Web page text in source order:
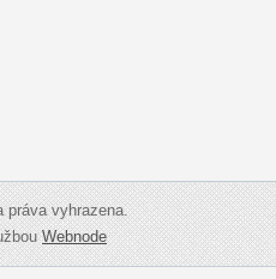
práva vyhrazena.
Webnode